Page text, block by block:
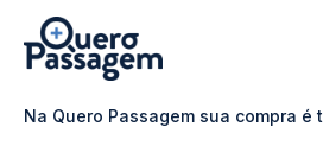
Na Quero Passagem sua compra é